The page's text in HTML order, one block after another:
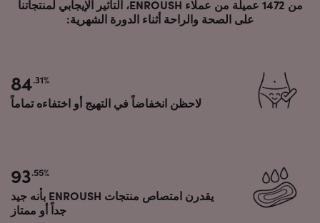
من 1472 عميلة من عملاء ENROUSH، التأثير الإيجابي لمنتجاتنا
على الصحة والراحة أثناء الدورة الشهرية:
84.31%
لاحظن انخفاضاً في التهيج أو اختفاءه تماماً
93.55%
يقدرن امتصاص منتجات ENROUSH بأنه جيد
جداً أو ممتاز